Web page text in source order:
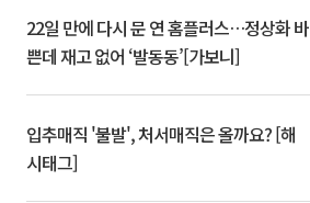
22일 만에 다시 문 연 홈플러스…정상화 바
쁜데 재고 없어 ‘발동동’[가보니]
입추매직 '불발', 처서매직은 올까요? [해
시태그]